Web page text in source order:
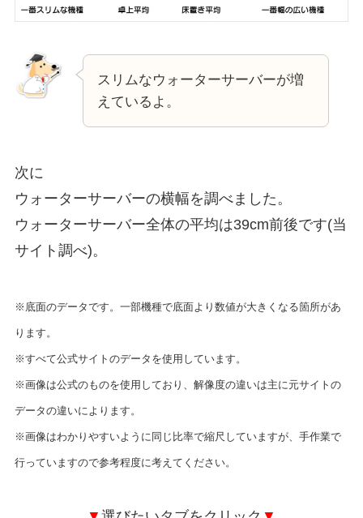
スリムなウォーターサーバーが増
えているよ。
次に
ウォーターサーバーの横幅を調べました。
ウォーターサーバー全体の平均は39cm前後です(当
サイト調べ)。
※底面のデータです。一部機種で底面より数値が大きくなる箇所があ
ります。
※すべて公式サイトのデータを使用しています。
※画像は公式のものを使用しており、解像度の違いは主に元サイトの
データの違いによります。
※画像はわかりやすいように同じ比率で縮尺していますが、手作業で
行っていますので参考程度に考えてください。